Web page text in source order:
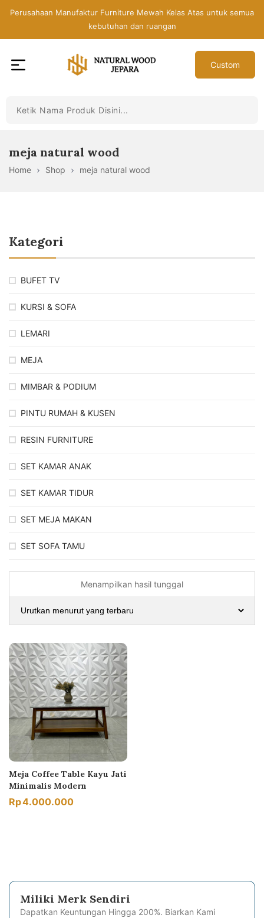
Perusahaan Manufaktur Furniture Mewah Kelas Atas untuk semua
kebutuhan dan ruangan
Jepara
Furniture
Jati
Custom
meja natural wood
Home Shop meja natural wood
Kategori
BUFET TV
KURSI & SOFA
LEMARI
MEJA
MIMBAR & PODIUM
PINTU RUMAH & KUSEN
RESIN FURNITURE
SET KAMAR ANAK
SET KAMAR TIDUR
SET MEJA MAKAN
SET SOFA TAMU
Menampilkan hasil tunggal
Meja Coffee Table Kayu Jati
Minimalis Modern
Rp4.000.000
Miliki Merk Sendiri
Dapatkan Keuntungan Hingga 200%. Biarkan Kami